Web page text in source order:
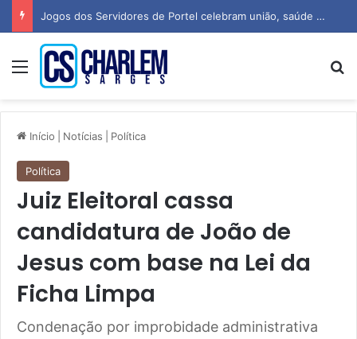
Jogos dos Servidores de Portel celebram união, saúde e espírito esportivo
Menu
Início Notícias Política
Política
Juiz Eleitoral cassa
candidatura de João de
Jesus com base na Lei da
Ficha Limpa
Condenação por improbidade administrativa